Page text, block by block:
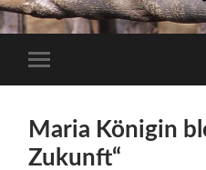
Menü
Maria Königin
Zukunft“